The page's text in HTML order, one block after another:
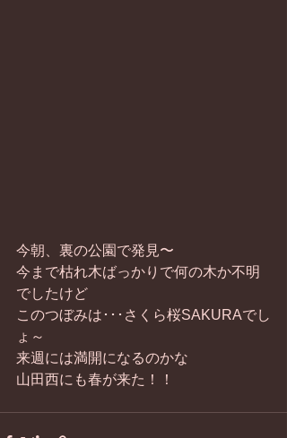
今朝、裏の公園で発見〜
今まで枯れ木ばっかりで何の木か不明
でしたけど
このつぼみは･･･さくら桜SAKURAでし
ょ～
来週には満開になるのかな
山田西にも春が来た！！